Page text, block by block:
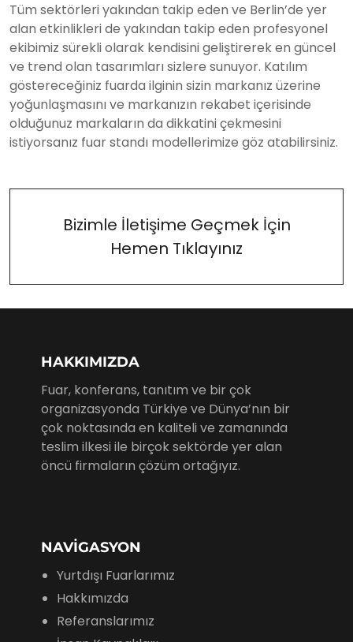
Tüm sektörleri yakından takip eden ve Berlin’de yer
alan etkinlikleri de yakından takip eden profesyonel
ekibimiz sürekli olarak kendisini geliştirerek en güncel
ve trend olan tasarımları sizlere sunuyor. Katılım
göstereceğiniz fuarda ilginin sizin markanız üzerine
yoğunlaşmasını ve markanızın rekabet içerisinde
olduğunuz markaların da dikkatini çekmesini
istiyorsanız fuar standı modellerimize göz atabilirsiniz.
Bizimle İletişime Geçmek İçin
Hemen Tıklayınız
HAKKIMIZDA
Fuar, konferans, tanıtım ve bir çok
organizasyonda Türkiye ve Dünya’nın bir
çok noktasında en kaliteli ve zamanında
teslim ilkesi ile birçok sektörde yer alan
öncü firmaların çözüm ortağıyız.
NAVIGASYON
Yurtdışı Fuarlarımız
Hakkımızda
Referanslarımız